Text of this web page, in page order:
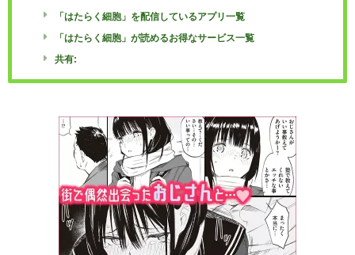
「はたらく細胞」を配信しているアプリ一覧
「はたらく細胞」が読めるお得なサービス一覧
共有: